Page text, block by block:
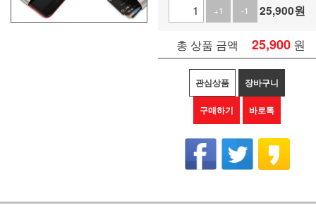
+1
-1 25,900원
총 상품 금액 25,900 원
관심상품 장바구니
구매하기 바로톡